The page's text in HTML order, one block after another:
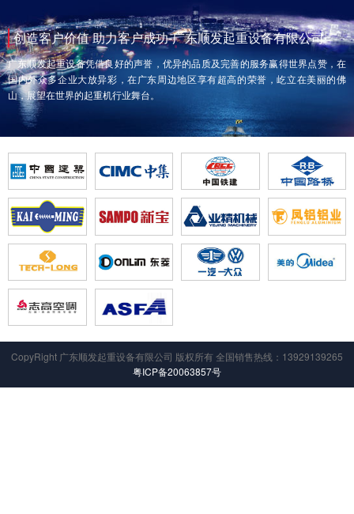
创造客户价值 助力客户成功-广东顺发起重设备有限公司
广东顺发起重设备凭借良好的声誉，优异的品质及完善的服务赢得世界点赞，在
国内外众多企业大放异彩，在广东周边地区享有超高的荣誉，屹立在美丽的佛
山，展望在世界的起重机行业舞台。
CopyRight 广东顺发起重设备有限公司 版权所有 全国销售热线：13929139265
粤ICP备20063857号